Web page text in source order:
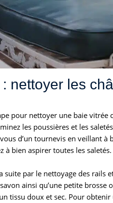
nettoyer les
pour nettoyer une baie vitrée
les poussières et les
vous d’un tournevis en veillant
à bien aspirer toutes les saletés.
suite par le nettoyage des rails
ainsi qu’une petite brosse
tissu doux et sec. Pour